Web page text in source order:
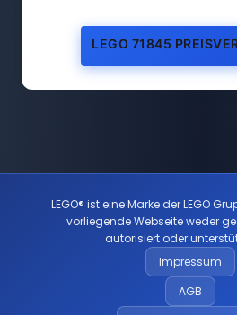
LEGO 71845
LEGO® ist eine Marke der LEGO
vorliegende Webseite weder
autorisiert oder
Impressum
AGB